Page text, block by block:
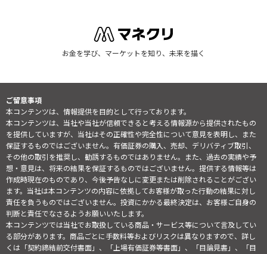
お金を学び、マーケットを知り、未来を描く
ご留意事項
本コンテンツは、情報提供を目的として行っております。
本コンテンツは、当社や当社が信頼できると考える情報源から提供されたもの
を提供していますが、当社はその正確性や完全性について意見を表明し、また
保証するものではございません。有価証券の購入、売却、デリバティブ取引、
その他の取引を推奨し、勧誘するものではありません。また、過去の実績や予
想・意見は、将来の結果を保証するものではございません。提供する情報等は
作成時現在のものであり、今後予告なしに変更または削除されることがござい
ます。当社は本コンテンツの内容に依拠してお客様が取った行動の結果に対し
責任を負うものではございません。投資にかかる最終決定は、お客様ご自身の
判断と責任でなさるようお願いいたします。
本コンテンツでは当社でお取扱している商品・サービス等について言及してい
る部分があります。商品ごとに手数料等およびリスクは異なりますので、詳し
くは「契約締結前交付書面」、「上場有価証券等書面」、「目論見書」、「目